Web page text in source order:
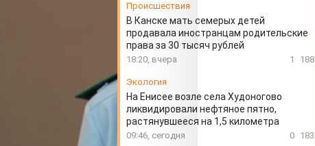
Происшествия
В Канске мать семерых детей
продавала иностранцам родительские
права за 30 тысяч рублей
18:20, вчера 1 188
Экология
На Енисее возле села Худоногово
ликвидировали нефтяное пятно,
растянувшееся на 1,5 километра
09:46, сегодня 0 183